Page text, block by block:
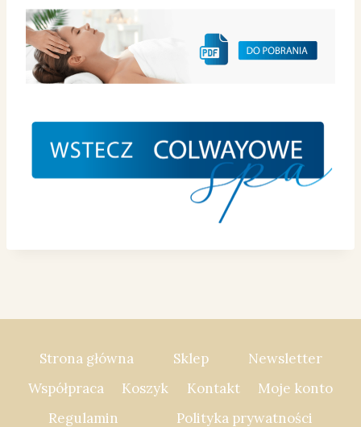
Strona główna Sklep
Newsletter
Współpraca
Koszyk Kontakt
Moje konto
Regulamin
Polityka prywatności